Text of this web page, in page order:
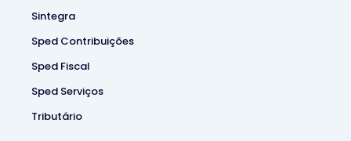
Sintegra
Sped Contribuições
Sped Fiscal
Sped Serviços
Tributário